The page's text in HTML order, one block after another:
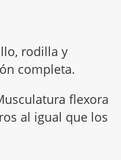
rodilla y
completa.
flexora
al igual que los